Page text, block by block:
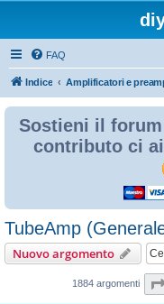
FAQ
Indice Amplificatori e
Sostieni il
contributo ci
TubeAmp
Nuovo argomento
1884 argomenti